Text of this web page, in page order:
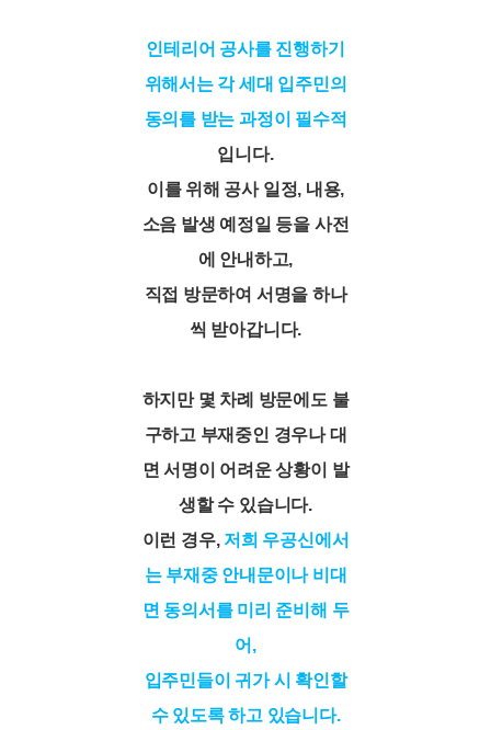
인테리어 공사를 진행하기
위해서는 각 세대 입주민의
동의를 받는 과정이 필수적
입니다.
이를 위해 공사 일정, 내용,
소음 발생 예정일 등을 사전
에 안내하고,
직접 방문하여 서명을 하나
씩 받아갑니다.
하지만 몇 차례 방문에도 불
구하고 부재중인 경우나 대
면 서명이 어려운 상황이 발
생할 수 있습니다.
이런 경우, 저희 우공신에서
는 부재중 안내문이나 비대
면 동의서를 미리 준비해 두
어,
입주민들이 귀가 시 확인할
수 있도록 하고 있습니다.